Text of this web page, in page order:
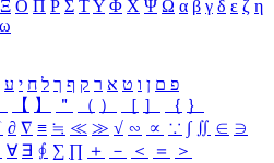
Ξ Ο Π Ρ Σ ΤΥ Φ Χ Ψ Ω α β γ δ ε ζ η
ω
פ ם ן ו ט א ר ק ף ך ל ח י ע
【 】 ＂ （ ） ［ ］ ｛ ｝
∂ ∇ ≡ ≒ ≪ ≫ √ ∽ ∝ ∵ ∫ ∬ ∈ ∋
∀ ∃ ∮ ∑ ∏ ＋ － ＜ ＝
＞